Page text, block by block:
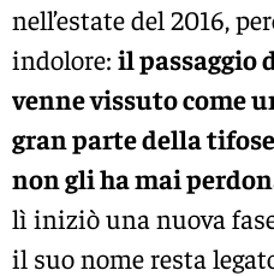
nell’estate del 2016,
indolore: il passaggio
venne vissuto come
gran parte della
non gli ha mai
lì iniziò una nuova
il suo nome resta